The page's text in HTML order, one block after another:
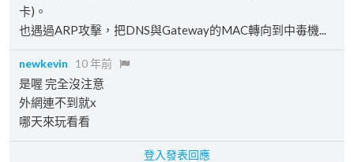
卡)。
也遇過ARP攻擊，把DNS與Gateway的MAC轉向到中毒機...
newkevin 10 年前
是喔 完全沒注意
外網連不到就x
哪天來玩看看
登入發表回應